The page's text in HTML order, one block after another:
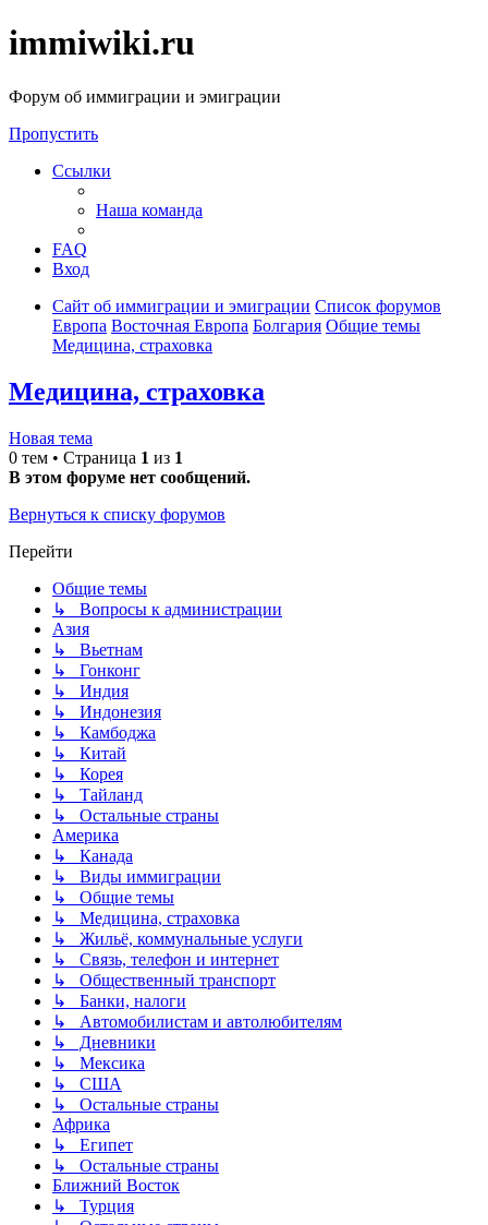
immiwiki.ru
Форум об иммиграции и эмиграции
Пропустить
Ссылки
Наша команда
FAQ
Вход
Сайт об иммиграции и эмиграции Список форумов
Европа Восточная Европа Болгария Общие темы
Медицина, страховка
Медицина, страховка
Новая тема
0 тем • Страница 1 из 1
В этом форуме нет сообщений.
Вернуться к списку форумов
Перейти
Общие темы
↳ Вопросы к администрации
Азия
↳ Вьетнам
↳ Гонконг
↳ Индия
↳ Индонезия
↳ Камбоджа
↳ Китай
↳ Корея
↳ Тайланд
↳ Остальные страны
Америка
↳ Канада
↳ Виды иммиграции
↳ Общие темы
↳ Медицина, страховка
↳ Жильё, коммунальные услуги
↳ Связь, телефон и интернет
↳ Общественный транспорт
↳ Банки, налоги
↳ Автомобилистам и автолюбителям
↳ Дневники
↳ Мексика
↳ США
↳ Остальные страны
Африка
↳ Египет
↳ Остальные страны
Ближний Восток
↳ Турция